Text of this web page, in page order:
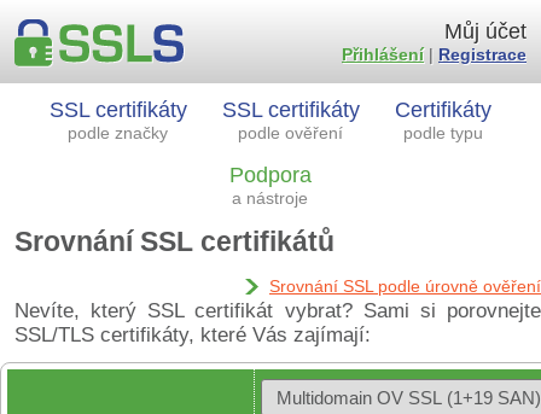
SSL certifikáty
podle značky
SSL certifikáty
podle ověření
Certifikáty
podle typu
Podpora
a nástroje
Můj účet
Přihlášení| Registrace
Srovnání SSL certifikátů
Srovnání SSL podle úrovně ověření
Nevíte, který SSL certifikát vybrat? Sami si porovnejte
SSL/TLS certifikáty, které Vás zajímají: